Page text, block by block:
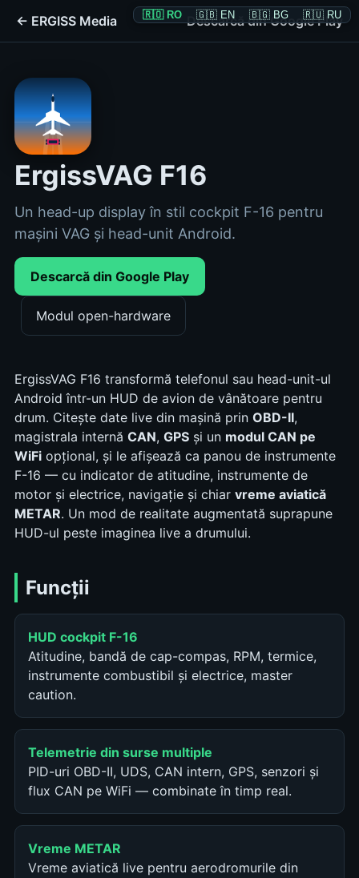
🇷🇴 RO 🇬🇧 EN 🇧🇬 BG 🇷🇺 RU
← ERGISS Media Descarcă din Google Play
ErgissVAG F16
Un head-up display în stil cockpit F-16 pentru
mașini VAG și head-unit Android.
Descarcă din Google Play
Modul open-hardware
ErgissVAG F16 transformă telefonul sau head-unit-ul
Android într-un HUD de avion de vânătoare pentru
drum. Citește date live din mașină prin OBD-II,
magistrala internă CAN, GPS și un modul CAN pe
WiFi opțional, și le afișează ca panou de instrumente
F-16 — cu indicator de atitudine, instrumente de
motor și electrice, navigație și chiar vreme aviatică
METAR. Un mod de realitate augmentată suprapune
HUD-ul peste imaginea live a drumului.
Funcții
HUD cockpit F-16
Atitudine, bandă de cap-compas, RPM, termice,
instrumente combustibil și electrice, master
caution.
Telemetrie din surse multiple
PID-uri OBD-II, UDS, CAN intern, GPS, senzori și
flux CAN pe WiFi — combinate în timp real.
Vreme METAR
Vreme aviatică live pentru aerodromurile din